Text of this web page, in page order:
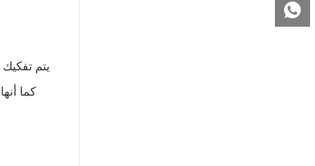
يتم
كما
